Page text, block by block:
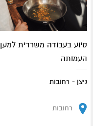
סיוע בעבודה משרדית למען
העמותה
ניצן - רחובות
רחובות